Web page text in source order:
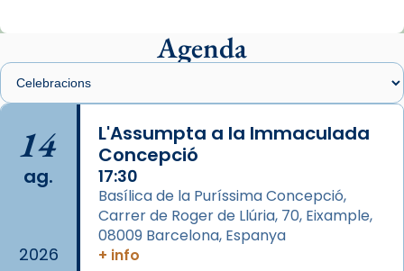
presidit aquest 27 de juliol la missa de Les
Santes de Mataró.
🔗
📸 J. Merino
Photo
View on Facebook ·
Arquebisbat de Barcelonais at Catedral
de Barcelona.
2 weeks ago
Agenda
14
ag.
2026
L'Assumpta a la Immaculada
Concepció
17:30
Basílica de la Puríssima Concepció,
Carrer de Roger de Llúria, 70, Eixample,
08009 Barcelona, Espanya
+ info